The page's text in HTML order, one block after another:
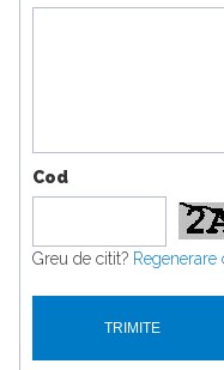
Cod
Greu de citit? Regenerare